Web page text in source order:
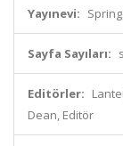
Yayınevi:
Sayfa Sayıları:
Editörler:
Dean, Editör